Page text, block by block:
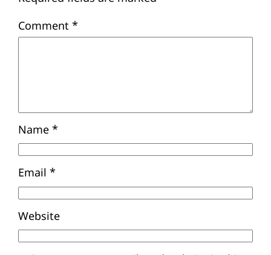
Comment*
Name*
Email*
Website